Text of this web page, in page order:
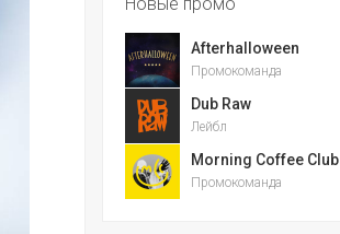
Afterhalloween
Промокоманда
Dub Raw
Лейбл
Morning Coffee Club
Промокоманда